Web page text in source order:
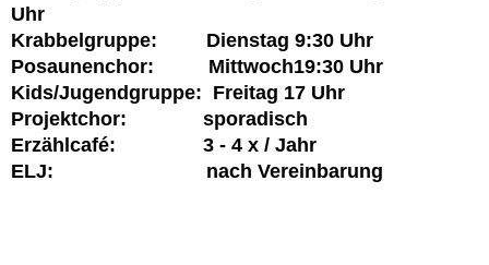
Uhr
Krabbelgruppe: Dienstag 9:30 Uhr
Posaunenchor: Mittwoch19:30 Uhr
Kids/Jugendgruppe: Freitag 17 Uhr
Projektchor: sporadisch
Erzählcafé: 3 - 4 x / Jahr
ELJ: nach Vereinbarung